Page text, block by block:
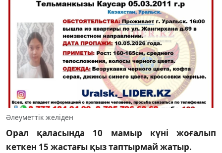
Әлеуметтік желіден
Орал қаласында 10 мамыр күні жоғалып
кеткен 15 жастағы қыз таптырмай жатыр.